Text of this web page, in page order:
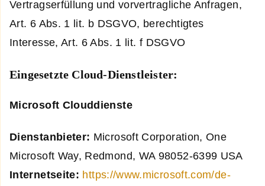
Vertragserfüllung und vorvertragliche Anfragen,
Art. 6 Abs. 1 lit. b DSGVO, berechtigtes
Interesse, Art. 6 Abs. 1 lit. f DSGVO
Eingesetzte Cloud-Dienstleister:
Microsoft Clouddienste
Dienstanbieter: Microsoft Corporation, One
Microsoft Way, Redmond, WA 98052-6399 USA
Internetseite: https://www.microsoft.com/de-